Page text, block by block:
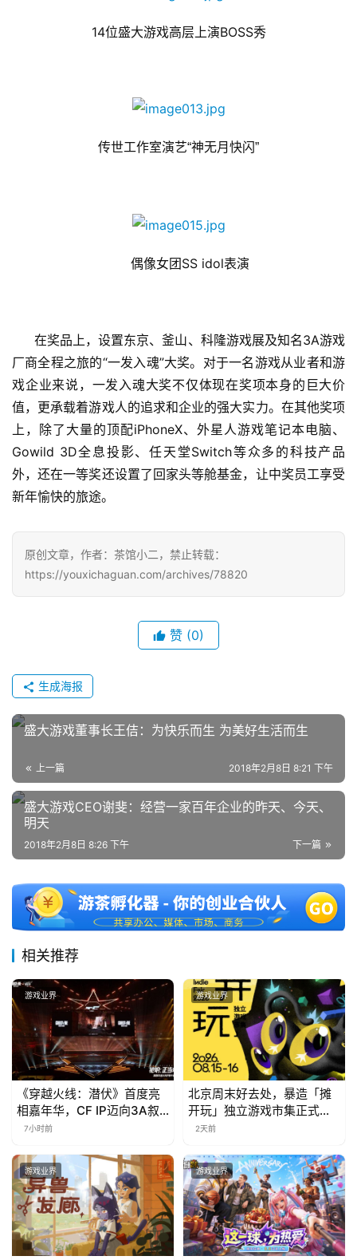
14位盛大游戏高层上演BOSS秀
传世工作室演艺“神无月快闪”
偶像女团SS idol表演
在奖品上，设置东京、釜山、科隆游戏展及知名3A游戏
厂商全程之旅的“一发入魂”大奖。对于一名游戏从业者和游
戏企业来说，一发入魂大奖不仅体现在奖项本身的巨大价
值，更承载着游戏人的追求和企业的强大实力。在其他奖项
上，除了大量的顶配iPhoneX、外星人游戏笔记本电脑、
Gowild 3D全息投影、任天堂Switch等众多的科技产品
外，还在一等奖还设置了回家头等舱基金，让中奖员工享受
新年愉快的旅途。
原创文章，作者：茶馆小二，禁止转载：
https://youxichaguan.com/archives/78820
赞 (0)
生成海报
盛大游戏董事长王佶：为快乐而生 为美好生活而生
上一篇 2018年2月8日 8:21 下午
盛大游戏CEO谢斐：经营一家百年企业的昨天、今天、
明天
下一篇
2018年2月8日 8:26 下午
相关推荐
游戏业界
《穿越火线：潜伏》首度亮
相嘉年华，CF IP迈向3A叙
事新高度
7小时前
游戏业界
北京周末好去处，暴造「摊
开玩」独立游戏市集正式开
票！
2天前
游戏业界 游戏业界